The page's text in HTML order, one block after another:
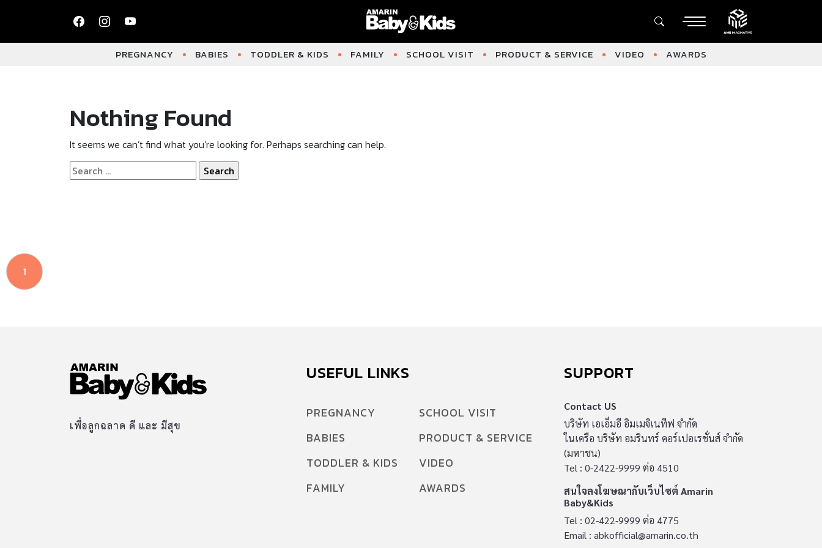
PREGNANCY BABIES TODDLER & KIDS FAMILY SCHOOL VISIT PRODUCT & SERVICE VIDEO AWARDS
Nothing Found
It seems we can’t find what you’re looking for. Perhaps searching can help.
Search
for:
1
เพื่อลูกฉลาด ดี และ มีสุข
USEFUL LINKS
PREGNANCY
BABIES
TODDLER & KIDS
FAMILY
SCHOOL VISIT
PRODUCT & SERVICE
VIDEO
AWARDS
SUPPORT
Contact US
บริษัท เอเอ็มอี อิมเมจิเนทีฟ จำกัด
ในเครือ บริษัท อมรินทร์ คอร์เปอเรชั่นส์ จำกัด
(มหาชน)
Tel : 0-2422-9999 ต่อ 4510
สนใจลงโฆษณากับเว็บไซต์ Amarin
Baby&Kids
Tel : 02-422-9999 ต่อ 4775
Email : abkofficial@amarin.co.th